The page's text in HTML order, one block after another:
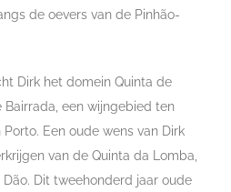
de oevers van de Pinhão-
Dirk het domein Quinta de
Bairrada, een wijngebied ten
Porto. Een oude wens van Dirk
van de Quinta da Lomba,
Dit tweehonderd jaar oude